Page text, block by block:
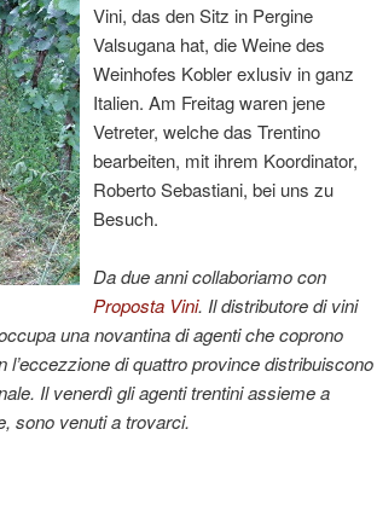
Vini, das den Sitz in Pergine
Valsugana hat, die Weine des
Weinhofes Kobler exlusiv in ganz
Italien. Am Freitag waren jene
Vetreter, welche das Trentino
bearbeiten, mit ihrem Koordinator,
Roberto Sebastiani, bei uns zu
Besuch.
Da due anni collaboriamo con
Proposta Vini. Il distributore di vini
una novantina di agenti che coprono
di quattro province distribuiscono
Il venerdì gli agenti trentini assieme a
sono venuti a trovarci.